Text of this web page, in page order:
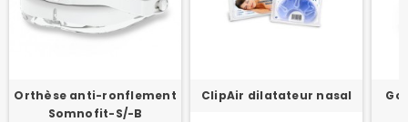
Orthèse anti-ronflement
Somnofit-S/-B
ClipAir dilatateur nasal